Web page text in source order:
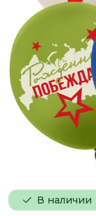
В наличии